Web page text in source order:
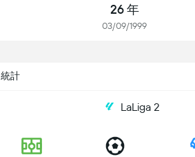
26 年
03/09/1999
統計
LaLiga 2